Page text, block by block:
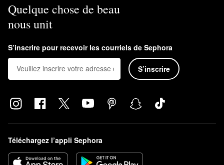
Quelque chose de beau
nous unit
S’inscrire pour recevoir les courriels de Sephora
S’inscrire
Téléchargez l’appli Sephora